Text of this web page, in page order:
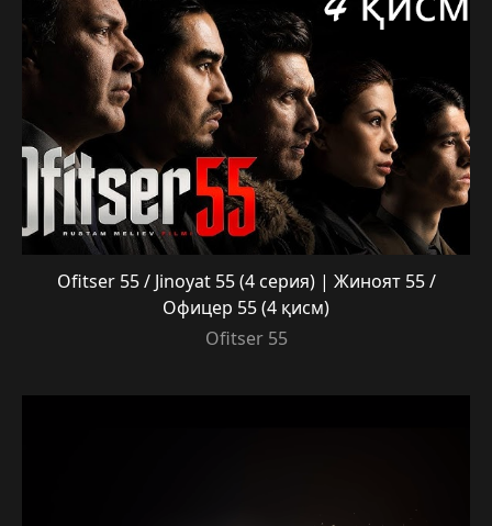
Ofitser 55 / Jinoyat 55 (4 серия) | Жиноят 55 /
Офицер 55 (4 қисм)
Ofitser 55